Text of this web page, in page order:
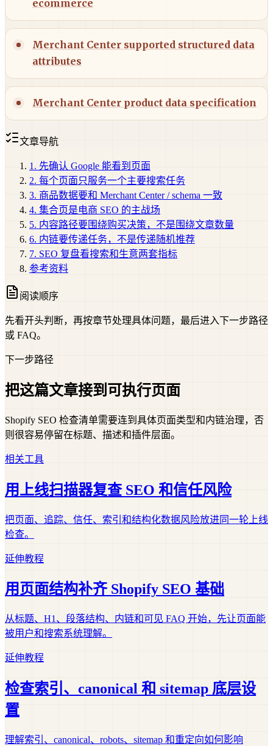
ecommerce
Merchant Center supported structured data
attributes
Merchant Center product data specification
文章导航
1. 先确认 Google 能看到页面
2. 每个页面只服务一个主要搜索任务
3. 商品数据要和 Merchant Center / schema 一致
4. 集合页是电商 SEO 的主战场
5. 内容路径要围绕购买决策，不是围绕文章数量
6. 内链要传递任务，不是传递随机推荐
7. SEO 复盘看搜索和生意两套指标
参考资料
阅读顺序
先看开头判断，再按章节处理具体问题，最后进入下一步路径
或 FAQ。
下一步路径
把这篇文章接到可执行页面
Shopify SEO 检查清单需要连到具体页面类型和内链治理，否
则很容易停留在标题、描述和插件层面。
相关工具
用上线扫描器复查 SEO 和信任风险
把页面、追踪、信任、索引和结构化数据风险放进同一轮上线
检查。
延伸教程
用页面结构补齐 Shopify SEO 基础
从标题、H1、段落结构、内链和可见 FAQ 开始，先让页面能
被用户和搜索系统理解。
延伸教程
检查索引、canonical 和 sitemap 底层设
置
理解索引、canonical、robots、sitemap 和重定向如何影响